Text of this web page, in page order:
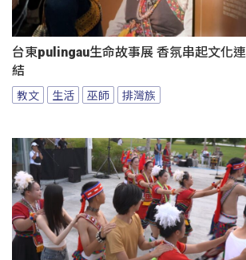
台東pulingau生命故事展 香氛串起文化連
結
教文 生活 巫師 排灣族